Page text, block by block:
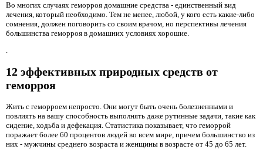
Во многих случаях геморроя домашние средства - единственный вид
лечения, который необходимо. Тем не менее, любой, у кого есть какие-либо
сомнения, должен поговорить со своим врачом, но перспективы лечения
большинства геморроя в домашних условиях хорошие.
.
12 эффективных природных средств от
геморроя
Жить с геморроем непросто. Они могут быть очень болезненными и
повлиять на вашу способность выполнять даже рутинные задачи, такие как
сидение, ходьба и дефекация. Статистика показывает, что геморрой
поражает более 60 процентов людей во всем мире, причем большинство из
них - мужчины среднего возраста и женщины в возрасте от 45 до 65 лет.